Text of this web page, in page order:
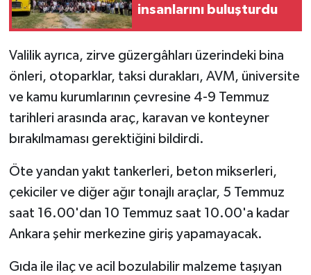
insanlarını buluşturdu
Valilik ayrıca, zirve güzergâhları üzerindeki bina
önleri, otoparklar, taksi durakları, AVM, üniversite
ve kamu kurumlarının çevresine 4-9 Temmuz
tarihleri arasında araç, karavan ve konteyner
bırakılmaması gerektiğini bildirdi.
Öte yandan yakıt tankerleri, beton mikserleri,
çekiciler ve diğer ağır tonajlı araçlar, 5 Temmuz
saat 16.00'dan 10 Temmuz saat 10.00'a kadar
Ankara şehir merkezine giriş yapamayacak.
Gıda ile ilaç ve acil bozulabilir malzeme taşıyan